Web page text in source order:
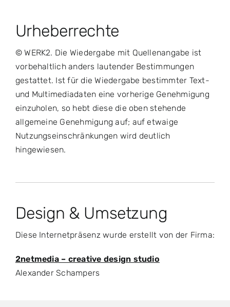
Urheberrechte
© WERK2. Die Wiedergabe mit Quellenangabe ist
vorbehaltlich anders lautender Bestimmungen
gestattet. Ist für die Wiedergabe bestimmter Text-
und Multimediadaten eine vorherige Genehmigung
einzuholen, so hebt diese die oben stehende
allgemeine Genehmigung auf; auf etwaige
Nutzungseinschränkungen wird deutlich
hingewiesen.
Design & Umsetzung
Diese Internetpräsenz wurde erstellt von der Firma:
2netmedia – creative design studio
Alexander Schampers